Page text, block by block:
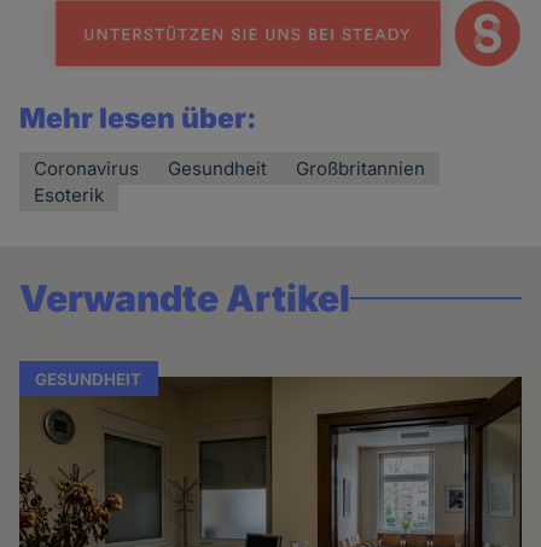
Mehr lesen über:
Coronavirus Gesundheit
Großbritannien
Esoterik
Verwandte Artikel
GESUNDHEIT